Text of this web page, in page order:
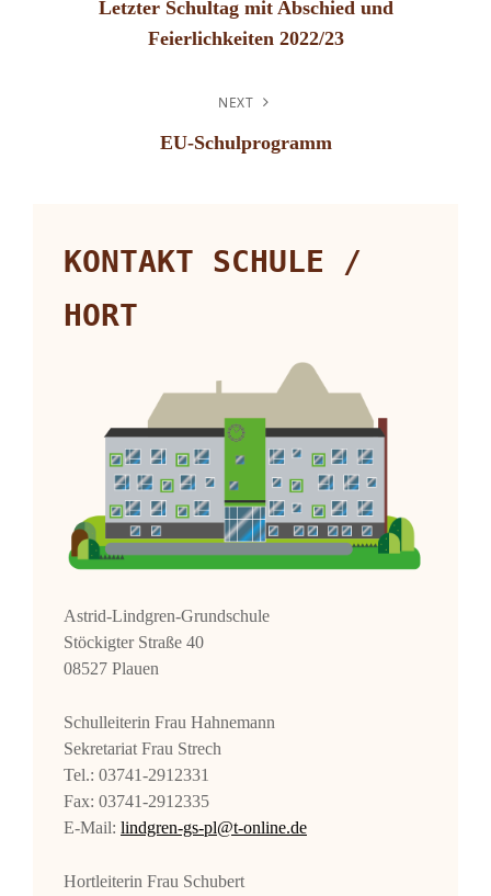
Letzter Schultag mit Abschied und
Feierlichkeiten 2022/23
NEXT
EU-Schulprogramm
KONTAKT SCHULE /
HORT
Astrid-Lindgren-Grundschule
Stöckigter Straße 40
08527 Plauen
Schulleiterin Frau Hahnemann
Sekretariat Frau Strech
Tel.: 03741-2912331
Fax: 03741-2912335
E-Mail: lindgren-gs-pl@t-online.de
Hortleiterin Frau Schubert